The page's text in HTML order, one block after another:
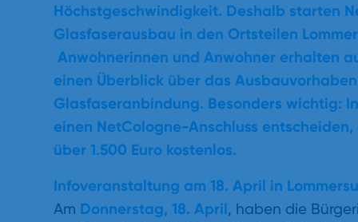
Höchstgeschwindigkeit. Deshalb starten
Glasfaserausbau in den Ortsteilen
Anwohnerinnen und Anwohner erhalten
einen Überblick über das
Glasfaseranbindung. Besonders wichtig:
einen NetCologne-Anschluss
über 1.500 Euro kostenlos.
Infoveranstaltung am 18. April in
Am Donnerstag, 18. April, haben die